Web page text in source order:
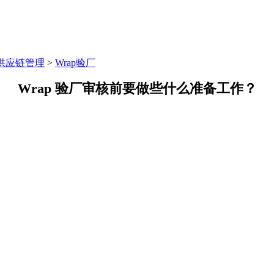
应链管理 > Wrap验厂
Wrap 验厂审核前要做些什么准备工作？